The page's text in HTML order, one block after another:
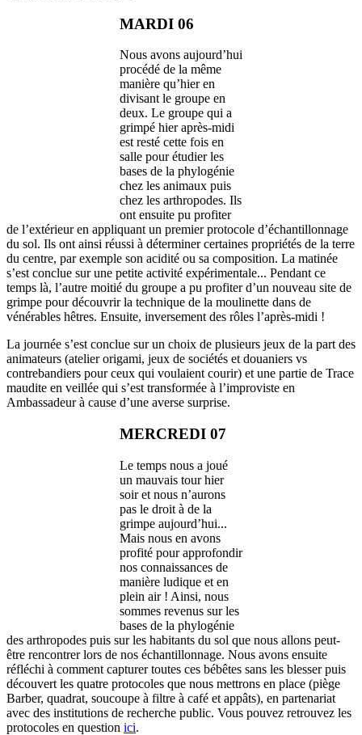
MARDI 06
Nous avons aujourd’hui
procédé de la même
manière qu’hier en
divisant le groupe en
deux. Le groupe qui a
grimpé hier après-midi
est resté cette fois en
salle pour étudier les
bases de la phylogénie
chez les animaux puis
chez les arthropodes. Ils
ont ensuite pu profiter
de l’extérieur en appliquant un premier protocole d’échantillonnage
du sol. Ils ont ainsi réussi à déterminer certaines propriétés de la terre
du centre, par exemple son acidité ou sa composition. La matinée
s’est conclue sur une petite activité expérimentale... Pendant ce
temps là, l’autre moitié du groupe a pu profiter d’un nouveau site de
grimpe pour découvrir la technique de la moulinette dans de
vénérables hêtres. Ensuite, inversement des rôles l’après-midi !
La journée s’est conclue sur un choix de plusieurs jeux de la part des
animateurs (atelier origami, jeux de sociétés et douaniers vs
contrebandiers pour ceux qui voulaient courir) et une partie de Trace
maudite en veillée qui s’est transformée à l’improviste en
Ambassadeur à cause d’une averse surprise.
MERCREDI 07
Le temps nous a joué
un mauvais tour hier
soir et nous n’aurons
pas le droit à de la
grimpe aujourd’hui...
Mais nous en avons
profité pour approfondir
nos connaissances de
manière ludique et en
plein air ! Ainsi, nous
sommes revenus sur les
bases de la phylogénie
des arthropodes puis sur les habitants du sol que nous allons peut-
être rencontrer lors de nos échantillonnage. Nous avons ensuite
réfléchi à comment capturer toutes ces bébêtes sans les blesser puis
découvert les quatre protocoles que nous mettrons en place (piège
Barber, quadrat, soucoupe à filtre à café et appâts), en partenariat
avec des institutions de recherche public. Vous pouvez retrouvez les
protocoles en question ici.